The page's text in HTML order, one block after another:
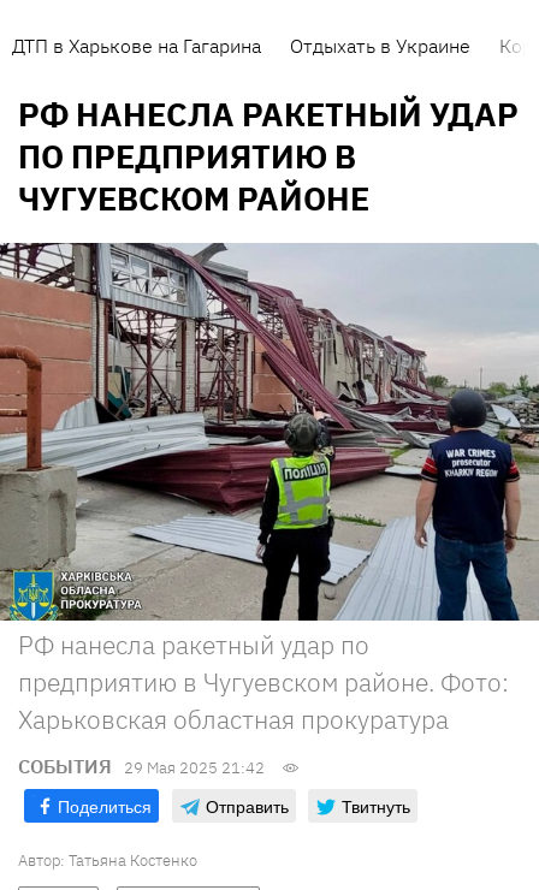
ДТП в Харькове на Гагарина Отдыхать в Украине
РФ НАНЕСЛА РАКЕТНЫЙ УДАР
ПО ПРЕДПРИЯТИЮ В
ЧУГУЕВСКОМ РАЙОНЕ
РФ нанесла ракетный удар по
предприятию в Чугуевском районе. Фото:
Харьковская областная прокуратура
СОБЫТИЯ 29 Мая 2025 21:42
Поделиться Отправить Твитнуть
Автор: Татьяна Костенко